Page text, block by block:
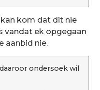
kan kom dat dit nie
vandat ek opgegaan
aanbid nie.
ondersoek wil